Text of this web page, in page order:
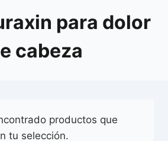
para dolor
cabeza
productos que
tu selección.